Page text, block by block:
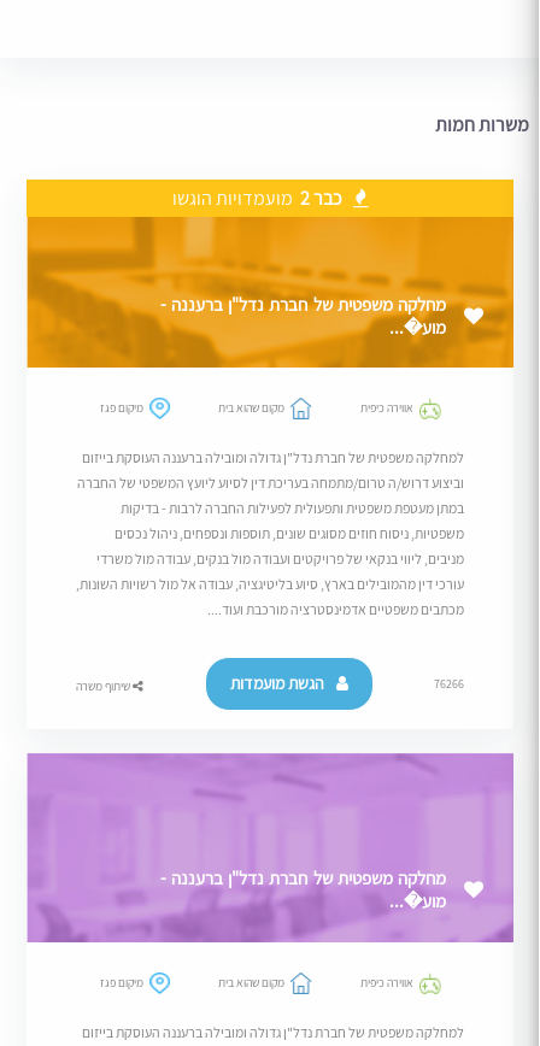
משרות חמות
כבר 2 מועמדויות הוגשו
מחלקה משפטית של חברת נדל"ן ברעננה -
מוע�...
אווירה כיפית מקום שהוא בית מיקום פגז
למחלקה משפטית של חברת נדל"ן גדולה ומובילה ברעננה העוסקת בייזום
וביצוע דרוש/ה טרום/מתמחה בעריכת דין לסיוע ליועץ המשפטי של החברה
במתן מעטפת משפטית ותפעולית לפעילות החברה לרבות - בדיקות
משפטיות, ניסוח חוזים מסוגים שונים, תוספות ונספחים, ניהול נכסים
מניבים, ליווי בנקאי של פרויקטים ועבודה מול בנקים, עבודה מול משרדי
עורכי דין מהמובילים בארץ, סיוע בליטיגציה, עבודה אל מול רשויות השונות,
מכתבים משפטיים אדמינסטרציה מורכבת ועוד....
76266 הגשת מועמדות שיתוף משרה
מחלקה משפטית של חברת נדל"ן ברעננה -
מוע�...
אווירה כיפית מקום שהוא בית מיקום פגז
למחלקה משפטית של חברת נדל"ן גדולה ומובילה ברעננה העוסקת בייזום